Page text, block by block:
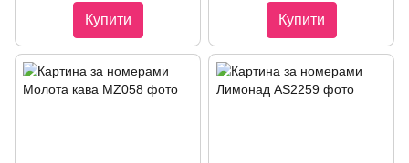
Купити Купити